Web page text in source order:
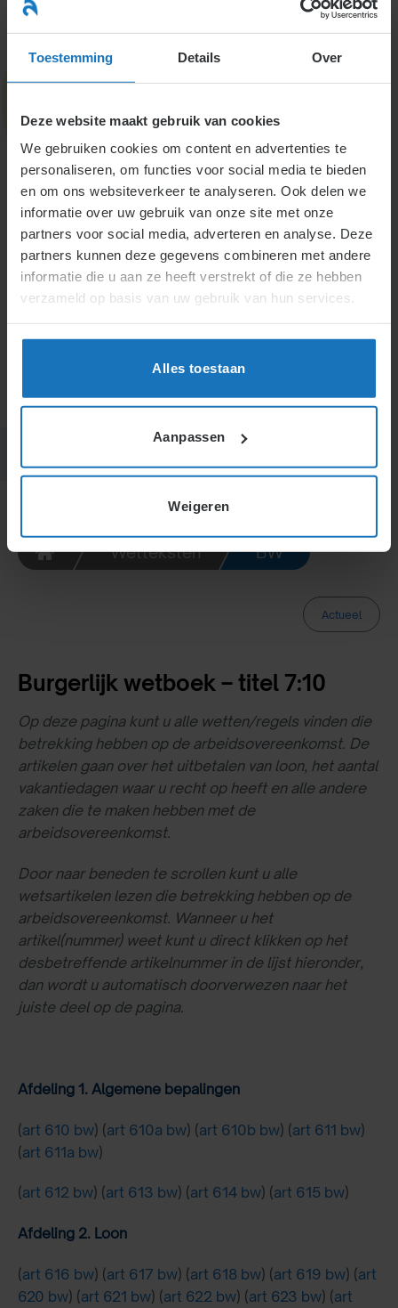
Toestemming Details Over
Deze website maakt gebruik van cookies
We gebruiken cookies om content en advertenties te
personaliseren, om functies voor social media te bieden
en om ons websiteverkeer te analyseren. Ook delen we
informatie over uw gebruik van onze site met onze
partners voor social media, adverteren en analyse. Deze
partners kunnen deze gegevens combineren met andere
informatie die u aan ze heeft verstrekt of die ze hebben
verzameld op basis van uw gebruik van hun services.
Alles toestaan
Aanpassen
Weigeren
naar
inhoud
BW – Burgerlijk Wetboek,
titel 7:10
Arbeidsovereenkomst
Home
Burgerlijk Wetboek, titel 7.10; Arbeidsovereenkomst
Wetteksten BW
Actueel
Burgerlijk wetboek – titel 7:10
Op deze pagina kunt u alle wetten/regels vinden die
betrekking hebben op de arbeidsovereenkomst. De
artikelen gaan over het uitbetalen van loon, het aantal
vakantiedagen waar u recht op heeft en alle andere
zaken die te maken hebben met de
arbeidsovereenkomst.
Door naar beneden te scrollen kunt u alle
wetsartikelen lezen die betrekking hebben op de
arbeidsovereenkomst. Wanneer u het
artikel(nummer) weet kunt u direct klikken op het
desbetreffende artikelnummer in de lijst hieronder,
dan wordt u automatisch doorverwezen naar het
juiste deel op de pagina.
Afdeling 1. Algemene bepalingen
(art 610 bw) (art 610a bw) (art 610b bw) (art 611 bw)
(art 611a bw)
(art 612 bw) (art 613 bw) (art 614 bw) (art 615 bw)
Afdeling 2. Loon
(art 616 bw) (art 617 bw) (art 618 bw) (art 619 bw) (art
620 bw) (art 621 bw) (art 622 bw) (art 623 bw) (art